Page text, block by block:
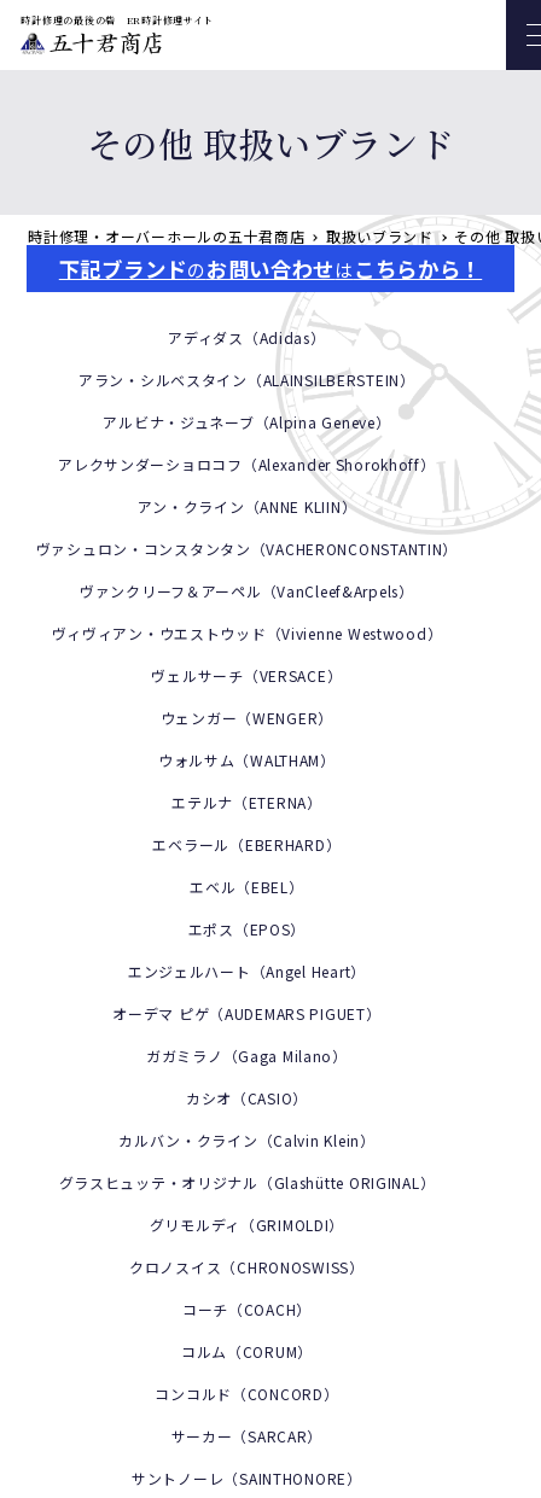
時計修理の最後の砦 ER時計修理サイト
私たちについて
修理内容から探す
オーバーホール
電池交換
ガラス・風防交換
リューズ（クラウン）交換
研磨仕上げ・ライトポリッシュ
ブランドから探す
ロレックス
タグ・ホイヤー
IWC
カルティエ
ブルガリ
すべて見る
症状から探す
時計が止まる（機械式）
時計が止まる(クォーツ)
時間が遅れる・進む(機械式)
ケース・ベルトの傷
電池交換しても動かない
すべて見る
修理事例
店舗 案内
東京御徒町店（本店）
新川崎店
本川越店
大阪四ツ橋店（西心斎橋店)
よくある質問
サイトマップ
その他 取扱いブランド
時計修理・オーバーホールの五十君商店 取扱いブランド その他 取扱
下記ブランドのお問い合わせはこちらから！
アディダス（Adidas）
アラン・シルベスタイン（ALAINSILBERSTEIN）
アルビナ・ジュネーブ（Alpina Geneve）
アレクサンダーショロコフ（Alexander Shorokhoff）
アン・クライン（ANNE KLIIN）
ヴァシュロン・コンスタンタン（VACHERONCONSTANTIN）
ヴァンクリーフ＆アーペル（VanCleef&Arpels）
ヴィヴィアン・ウエストウッド（Vivienne Westwood）
ヴェルサーチ（VERSACE）
ウェンガー（WENGER）
ウォルサム（WALTHAM）
エテルナ（ETERNA）
エベラール（EBERHARD）
エベル（EBEL）
エポス（EPOS）
エンジェルハート（Angel Heart）
オーデマ ピゲ（AUDEMARS PIGUET）
ガガミラノ（Gaga Milano）
カシオ（CASIO）
カルバン・クライン（Calvin Klein）
グラスヒュッテ・オリジナル（Glashütte ORIGINAL）
グリモルディ（GRIMOLDI）
クロノスイス（CHRONOSWISS）
コーチ（COACH）
コルム（CORUM）
コンコルド（CONCORD）
サーカー（SARCAR）
サントノーレ（SAINTHONORE）